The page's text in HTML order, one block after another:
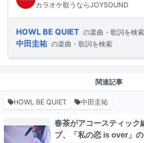
カラオケ歌うならJOYSOUND
HOWL BE QUIET の楽曲・歌詞を検索
中田圭祐 の楽曲・歌詞を検索
関連記事
HOWL BE QUIET 中田圭祐
春茶がアコースティック
ブ、「私の恋 is over」